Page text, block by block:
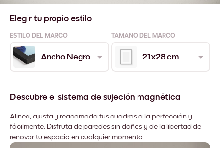
Elegir tu propio estilo
ESTILO DEL MARCO TAMAÑO DEL MARCO
Ancho Negro 21x28 cm
Descubre el sistema de sujeción magnética
Alinea, ajusta y reacomoda tus cuadros a la perfección y
fácilmente. Disfruta de paredes sin daños y de la libertad de
renovar tu espacio en cualquier momento.